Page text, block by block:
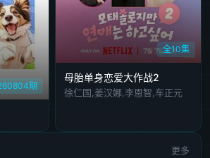
期
全10集
母胎单身恋爱大作战2
徐仁国,姜汉娜,李恩智,车正元
更多